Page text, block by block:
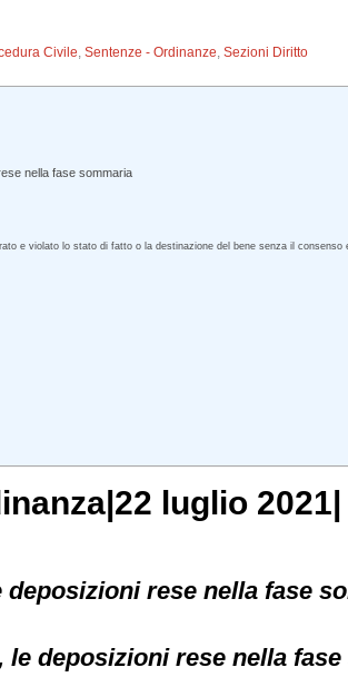
Civile,Sentenze - Ordinanze,Sezioni Diritto
nella fase sommaria
e violato lo stato di fatto o la destinazione del bene senza il
luglio 2021|
rese nella fase
deposizioni rese nella